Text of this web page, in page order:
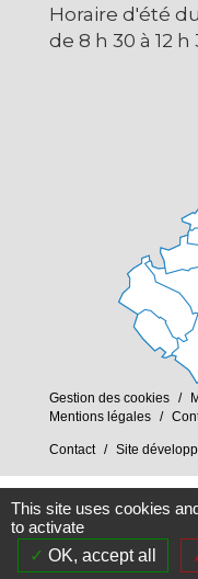
Horaire d'été
de 8 h 30 à 12 h
Gestion des cookies
Mentions légales
Contact Site
This site uses cookies
to activate
OK, accept all